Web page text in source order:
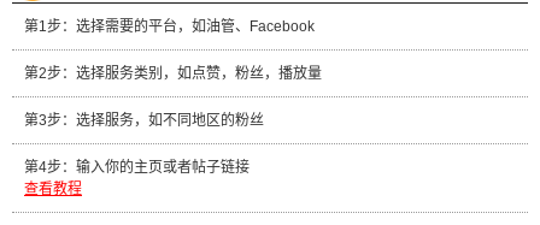
第1步：选择需要的平台，如油管、Facebook
第2步：选择服务类别，如点赞，粉丝，播放量
第3步：选择服务，如不同地区的粉丝
第4步：输入你的主页或者帖子链接
查看教程